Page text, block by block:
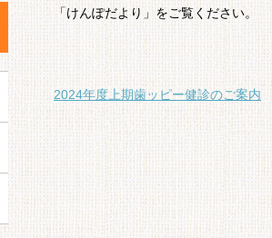
「けんぽだより」をご覧ください。
2024年度上期歯ッピー健診のご案内